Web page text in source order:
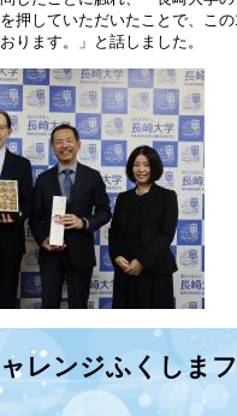
押していただいたことで、こ
ります。」と話しました。
レンジふくしま